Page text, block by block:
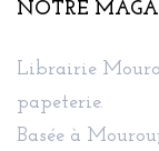
NOTRE
Librairie
papeterie.
Basée à